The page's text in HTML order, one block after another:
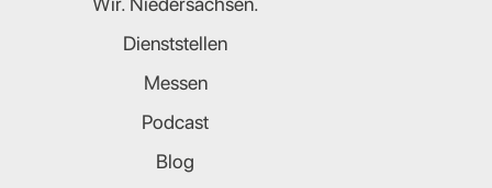
Dienststellen
Messen
Podcast
Blog